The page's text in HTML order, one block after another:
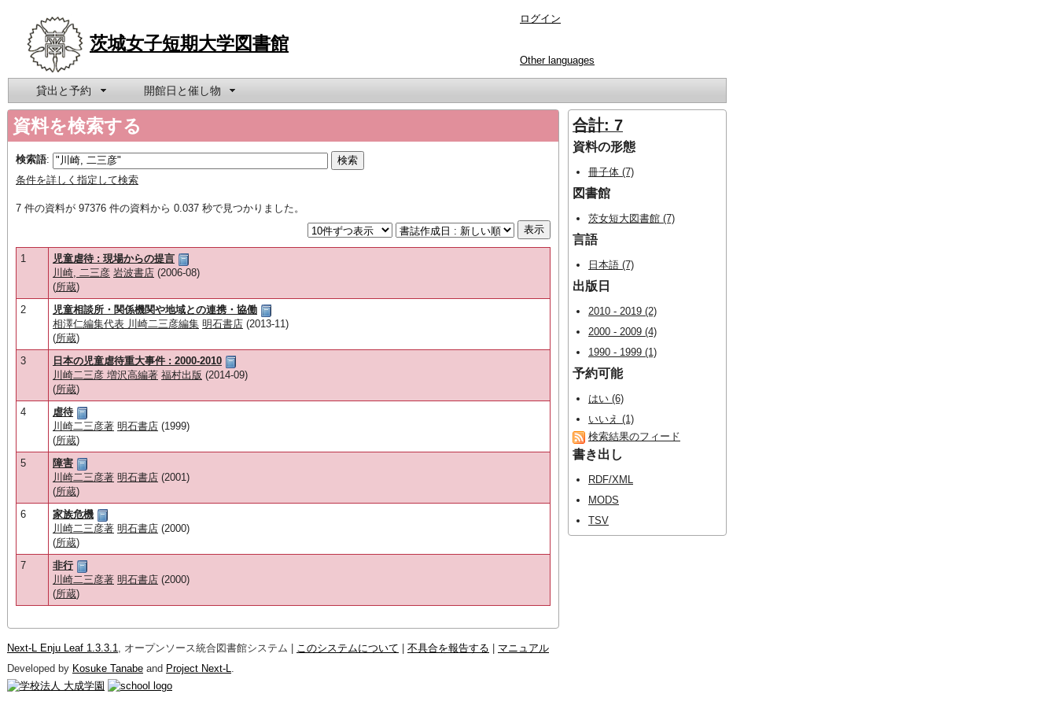
茨城女子短期大学図書館
ログイン
Other languages
貸出と予約 開館日と催し物
資料を検索する
検索語:
条件を詳しく指定して検索
7 件の資料が 97376 件の資料から 0.037 秒で見つかりました。
1
児童虐待 : 現場からの提言
川崎, 二三彦 岩波書店 (2006-08)
(所蔵)
2
児童相談所・関係機関や地域との連携・協働
相澤仁編集代表 川崎二三彦編集 明石書店 (2013-11)
(所蔵)
3
日本の児童虐待重大事件 : 2000-2010
川崎二三彦 増沢高編著 福村出版 (2014-09)
(所蔵)
4
虐待
川崎二三彦著 明石書店 (1999)
(所蔵)
5
障害
川崎二三彦著 明石書店 (2001)
(所蔵)
6
家族危機
川崎二三彦著 明石書店 (2000)
(所蔵)
7
非行
川崎二三彦著 明石書店 (2000)
(所蔵)
合計: 7
資料の形態
冊子体 (7)
図書館
茨女短大図書館 (7)
言語
日本語 (7)
出版日
2010 - 2019 (2)
2000 - 2009 (4)
1990 - 1999 (1)
予約可能
はい (6)
いいえ (1)
検索結果のフィード
書き出し
RDF/XML
MODS
TSV
Next-L Enju Leaf 1.3.3.1, オープンソース統合図書館システム | このシステムについて 不具合を報告する
マニュアル
Developed by Kosuke Tanabe and Project Next-L.